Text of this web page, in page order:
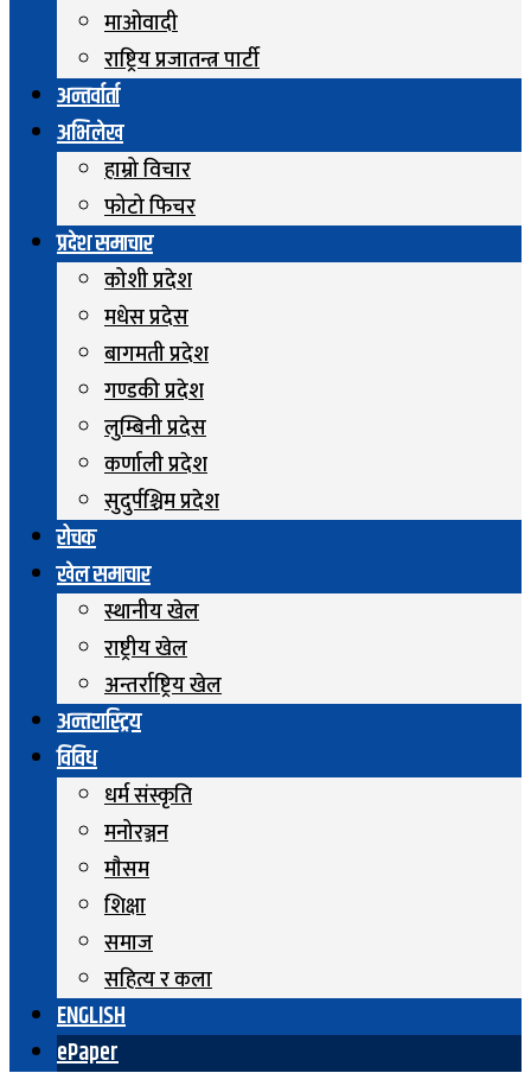
माओवादी
राष्ट्रिय प्रजातन्त्र पार्टी
अन्तर्वार्ता
अभिलेख
हाम्रो विचार
फोटो फिचर
प्रदेश समाचार
कोशी प्रदेश
मधेस प्रदेस
बागमती प्रदेश
गण्डकी प्रदेश
लुम्बिनी प्रदेस
कर्णाली प्रदेश
सुदुर्पश्चिम प्रदेश
रोचक
खेल समाचार
स्थानीय खेल
राष्ट्रीय खेल
अन्तर्राष्ट्रिय खेल
अन्तरास्ट्रिय
विविध
धर्म संस्कृति
मनोरञ्जन
माैसम
शिक्षा
समाज
सहित्य र कला
ENGLISH
ePaper